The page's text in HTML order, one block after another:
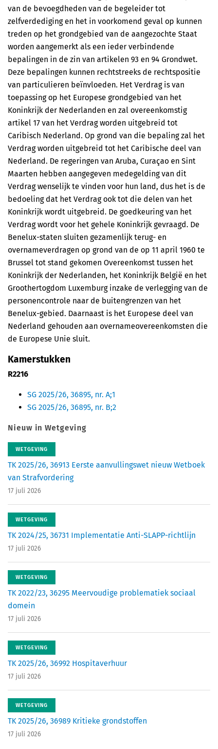
van de bevoegdheden van de begeleider tot
zelfverdediging en het in voorkomend geval op kunnen
treden op het grondgebied van de aangezochte Staat
worden aangemerkt als een ieder verbindende
bepalingen in de zin van artikelen 93 en 94 Grondwet.
Deze bepalingen kunnen rechtstreeks de rechtspositie
van particulieren beïnvloeden. Het Verdrag is van
toepassing op het Europese grondgebied van het
Koninkrijk der Nederlanden en zal overeenkomstig
artikel 17 van het Verdrag worden uitgebreid tot
Caribisch Nederland. Op grond van die bepaling zal het
Verdrag worden uitgebreid tot het Caribische deel van
Nederland. De regeringen van Aruba, Curaçao en Sint
Maarten hebben aangegeven medegelding van dit
Verdrag wenselijk te vinden voor hun land, dus het is de
bedoeling dat het Verdrag ook tot die delen van het
Koninkrijk wordt uitgebreid. De goedkeuring van het
Verdrag wordt voor het gehele Koninkrijk gevraagd. De
Benelux-staten sluiten gezamenlijk terug- en
overnameverdragen op grond van de op 11 april 1960 te
Brussel tot stand gekomen Overeenkomst tussen het
Koninkrijk der Nederlanden, het Koninkrijk België en het
Groothertogdom Luxemburg inzake de verlegging van de
personencontrole naar de buitengrenzen van het
Benelux-gebied. Daarnaast is het Europese deel van
Nederland gehouden aan overnameovereenkomsten die
de Europese Unie sluit.
Kamerstukken
R2216
SG 2025/26, 36895, nr. A;1
SG 2025/26, 36895, nr. B;2
Nieuw in Wetgeving
WETGEVING
TK 2025/26, 36913 Eerste aanvullingswet nieuw Wetboek
van Strafvordering
17 juli 2026
WETGEVING
TK 2024/25, 36731 Implementatie Anti-SLAPP-richtlijn
17 juli 2026
WETGEVING
TK 2022/23, 36295 Meervoudige problematiek sociaal
domein
17 juli 2026
WETGEVING
TK 2025/26, 36992 Hospitaverhuur
17 juli 2026
WETGEVING
TK 2025/26, 36989 Kritieke grondstoffen
17 juli 2026